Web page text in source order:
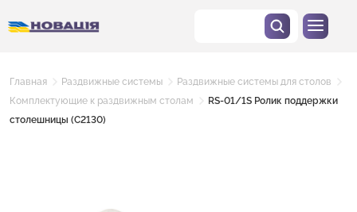
Главная Раздвижные системы
Раздвижные системы для столов
Комплектующие к раздвижным столам
RS-01/1S Ролик поддержки
столешницы (C2130)